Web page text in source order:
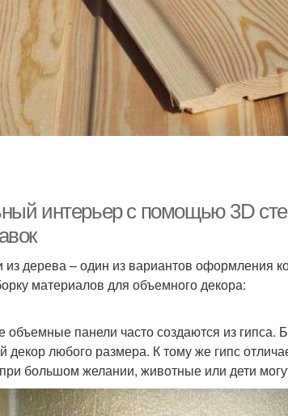
интерьер с помощью 3D
из дерева – один из вариантов оформления
материалов для объемного декора:
панели часто создаются из гипса.
любого размера. К тому же гипс
большом желании, животные или дети